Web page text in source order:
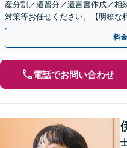
産分割／遺留分／遺言書作成／相
対策等お任せください。【明瞭な
話相談可】
料
電話でお問い合わせ